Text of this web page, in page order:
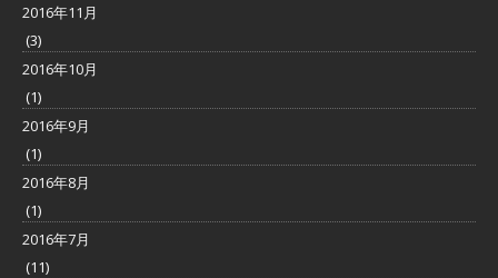
2016年11月
(3)
2016年10月
(1)
2016年9月
(1)
2016年8月
(1)
2016年7月
(11)